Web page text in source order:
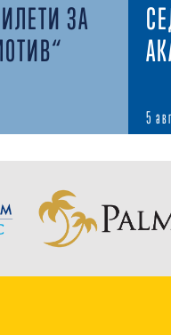
ЗА
5